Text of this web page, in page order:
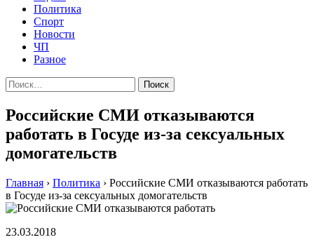
Политика
Спорт
Новости
ЧП
Разное
Найти:
Российские СМИ отказываются
работать в Госуде из-за сексуальных
домогательств
Главная › Политика › Российские СМИ отказываются работать
в Госуде из-за сексуальных домогательств
23.03.2018